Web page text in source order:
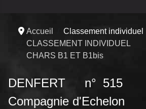
Accueil Classement individuel
CLASSEMENT INDIVIDUEL
CHARS B1 ET B1bis
DENFERT n°
Compagnie d'Echelon